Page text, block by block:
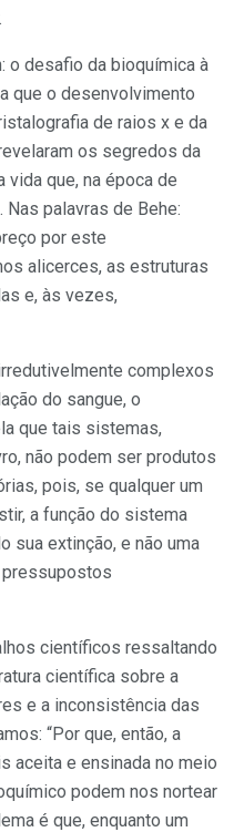
o desafio da bioquímica à
que o desenvolvimento
de raios x e da
os segredos da
vida que, na época de
Nas palavras de Behe:
por este
alicerces, as estruturas
e, às vezes,
complexos
do sangue, o
que tais sistemas,
não podem ser produtos
pois, se qualquer um
a função do sistema
sua extinção, e não uma
científicos ressaltando
científica sobre a
e a inconsistência das
“Por que, então, a
aceita e ensinada no meio
podem nos nortear
é que, enquanto um